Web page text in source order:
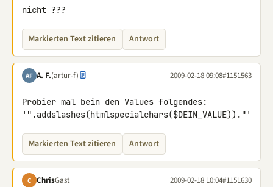
nicht ???
Markierten Text zitieren Antwort
AF A. F.(artur-f) 2009-02-18 09:08#1151563
Probier mal bein den Values folgendes:
'".addslashes(htmlspecialchars($DEIN_VALUE))."'
Markierten Text zitieren Antwort
C ChrisGast 2009-02-18 10:04#1151630